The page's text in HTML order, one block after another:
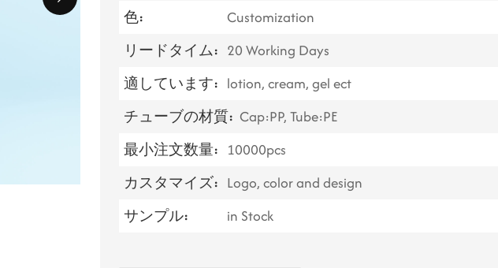
色:
Customization
リードタイム: 20 Working Days
適しています: lotion, cream, gel ect
チューブの材質: Cap:PP, Tube:PE
最小注文数量: 10000pcs
カスタマイズ: Logo, color and design
サンプル:
in Stock